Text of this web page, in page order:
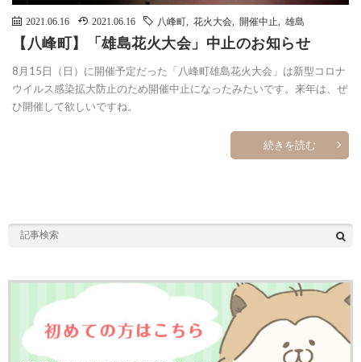
2021.06.16 2021.06.16 八峰町 花火大会 開催中止 雄島
【八峰町】「雄島花火大会」中止のお知らせ
8月15日（日）に開催予定だった「八峰町雄島花火大会」は新型コロナ
ウイルス感染拡大防止のため開催中止になったみたいです。来年は、ぜ
ひ開催して欲しいですね。
続きを読む